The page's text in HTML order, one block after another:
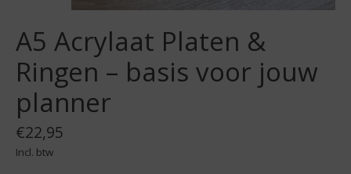
A5 Acrylaat Platen &
Ringen – basis voor jouw
planner
€22,95
Incl. btw